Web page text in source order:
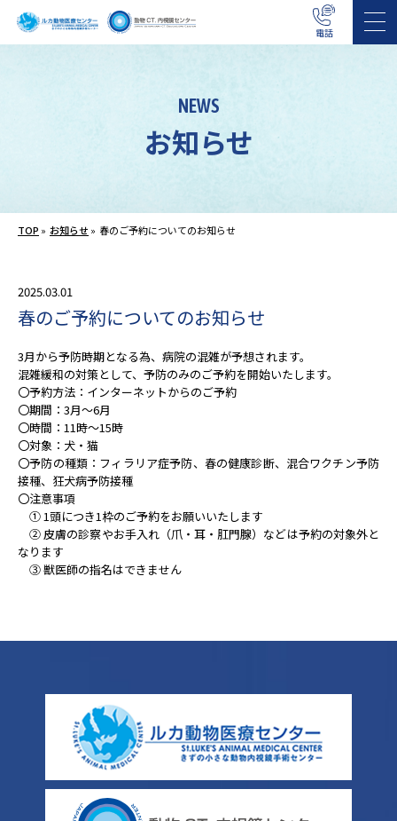
電話
NEWS
お知らせ
TOP » お知らせ » 春のご予約についてのお知らせ
2025.03.01
春のご予約についてのお知らせ
3月から予防時期となる為、病院の混雑が予想されます。
混雑緩和の対策として、予防のみのご予約を開始いたします。
〇予約方法：インターネットからのご予約
〇期間：3月～6月
〇時間：11時～15時
〇対象：犬・猫
〇予防の種類：フィラリア症予防、春の健康診断、混合ワクチン予防
接種、狂犬病予防接種
〇注意事項
① 1頭につき1枠のご予約をお願いいたします
② 皮膚の診察やお手入れ（爪・耳・肛門腺）などは予約の対象外と
なります
③ 獣医師の指名はできません